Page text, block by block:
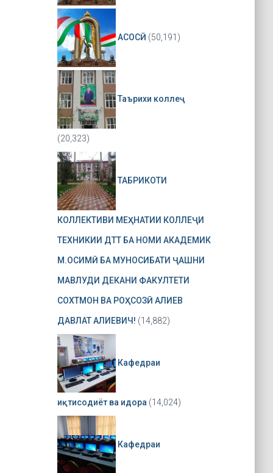
АСОСӢ (50,191)
Таърихи коллеҷ
(20,323)
ТАБРИКОТИ
КОЛЛЕКТИВИ МЕҲНАТИИ КОЛЛЕҶИ
ТЕХНИКИИ ДТТ БА НОМИ АКАДЕМИК
М.ОСИМӢ БА МУНОСИБАТИ ҶАШНИ
МАВЛУДИ ДЕКАНИ ФАКУЛТЕТИ
СОХТМОН ВА РОҲСОЗӢ АЛИЕВ
ДАВЛАТ АЛИЕВИЧ! (14,882)
Кафедраи
иқтисодиёт ва идора (14,024)
Кафедраи